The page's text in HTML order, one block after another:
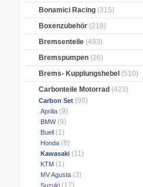
Bonamici Racing (315)
Boxenzubehör (218)
Bremsenteile (493)
Bremspumpen (26)
Brems- Kupplungshebel (510)
Carbonteile Motorrad (423)
Carbon Set (90)
Aprilia (9)
BMW(9)
Buell (1)
Honda (8)
Kawasaki (11)
KTM (1)
MV Agusta (3)
Suzuki (17)